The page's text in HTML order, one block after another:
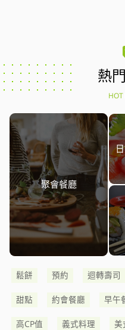
熱
HOT
聚會餐廳
鬆餅 預約 迴轉壽司
甜點 約會餐廳 早午
高CP值 義式料理 美